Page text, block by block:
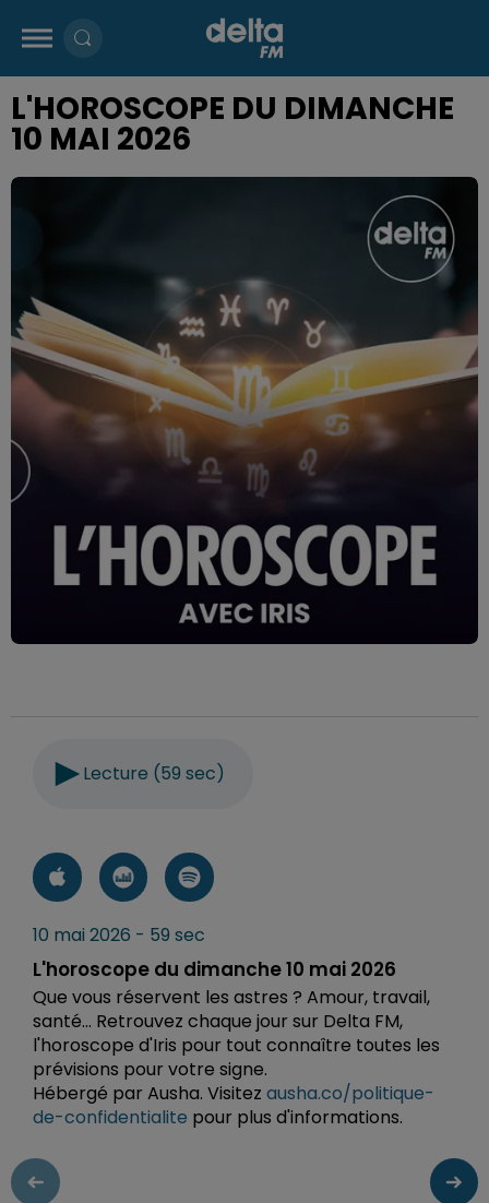
L'HOROSCOPE DU DIMANCHE
10 MAI 2026
Lecture (59 sec)
10 mai 2026 - 59 sec
L'horoscope du dimanche 10 mai 2026
Que vous réservent les astres ? Amour, travail,
santé... Retrouvez chaque jour sur Delta FM,
l'horoscope d'Iris pour tout connaître toutes les
prévisions pour votre signe.
Hébergé par Ausha. Visitez ausha.co/politique-
de-confidentialite pour plus d'informations.